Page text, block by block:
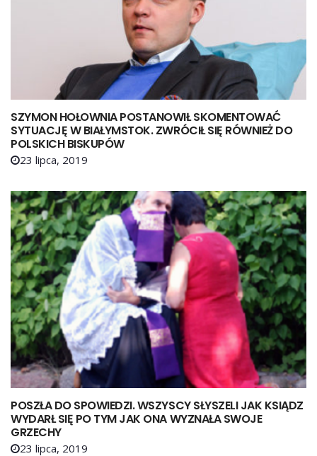
SZYMON HOŁOWNIA POSTANOWIŁ SKOMENTOWAĆ
SYTUACJĘ W BIAŁYMSTOK. ZWRÓCIŁ SIĘ RÓWNIEŻ DO
POLSKICH BISKUPÓW
23 lipca, 2019
POSZŁA DO SPOWIEDZI. WSZYSCY SŁYSZELI JAK KSIĄDZ
WYDARŁ SIĘ PO TYM JAK ONA WYZNAŁA SWOJE
GRZECHY
23 lipca, 2019